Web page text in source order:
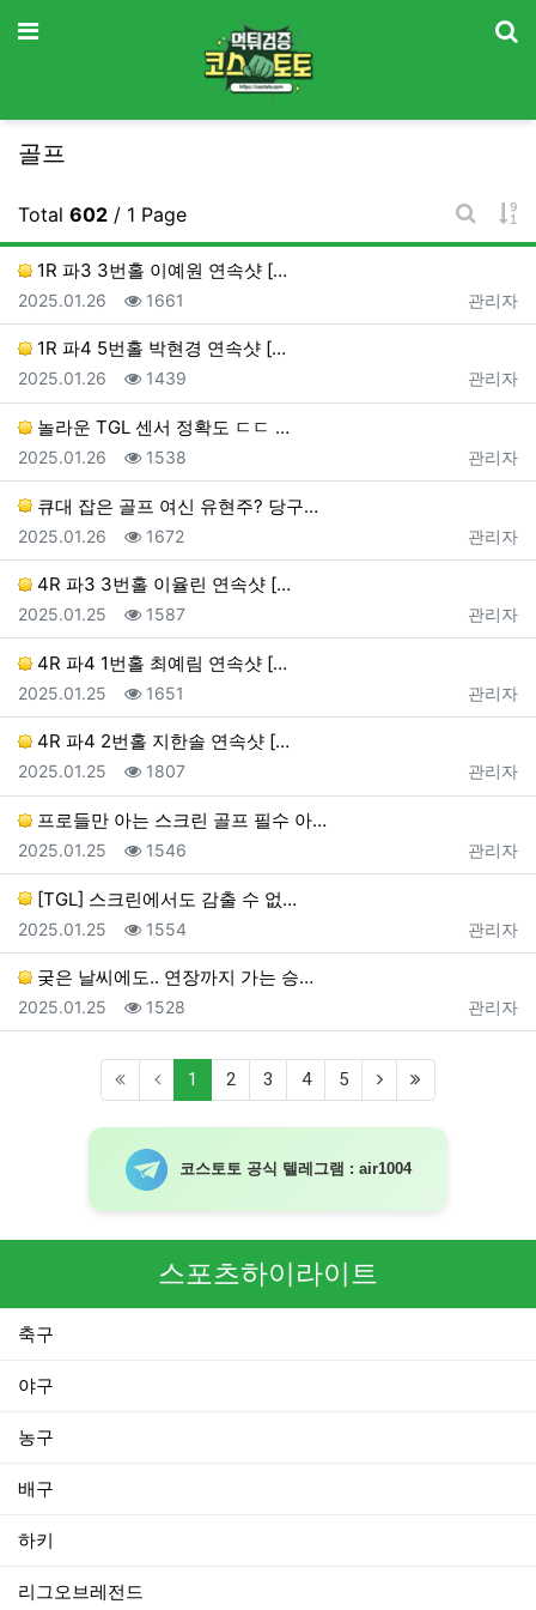
메뉴
골프
Total 602 / 1 Page
게시판
1R 파3 3번홀 이예원 연속샷 […
등록자
관리자
등록일
2025.01.26 조회
1661
1R 파4 5번홀 박현경 연속샷 […
등록자
관리자
등록일
2025.01.26 조회
1439
놀라운 TGL 센서 정확도 ㄷㄷ …
등록자
관리자
등록일
2025.01.26 조회
1538
큐대 잡은 골프 여신 유현주? 당구…
등록자
관리자
등록일
2025.01.26 조회
1672
4R 파3 3번홀 이율린 연속샷 […
등록자
관리자
등록일
2025.01.25 조회
1587
4R 파4 1번홀 최예림 연속샷 […
등록자
관리자
등록일
2025.01.25 조회
1651
4R 파4 2번홀 지한솔 연속샷 […
등록자
관리자
등록일
2025.01.25 조회
1807
프로들만 아는 스크린 골프 필수 아…
등록자
관리자
등록일
2025.01.25 조회
1546
[TGL] 스크린에서도 감출 수 없…
등록자
관리자
등록일
2025.01.25 조회
1554
궂은 날씨에도.. 연장까지 가는 승…
등록자
관리자
등록일
2025.01.25 조회
1528
1 (current)
2 3 4 5
코스토토 공식 텔레그램 : air1004
스포츠하이라이트
축구
야구
농구
배구
하키
리그오브레전드